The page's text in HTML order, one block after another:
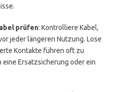
prüfen: Kontrolliere Kabel,
jeder längeren Nutzung. Lose
Kontakte führen oft zu
Ersatzsicherung oder ein